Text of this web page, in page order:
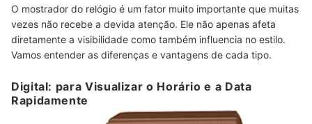
O mostrador do relógio é um fator muito importante que muitas
vezes não recebe a devida atenção. Ele não apenas afeta
diretamente a visibilidade como também influencia no estilo.
Vamos entender as diferenças e vantagens de cada tipo.
Digital: para Visualizar o Horário e a Data
Rapidamente